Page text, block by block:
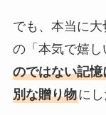
でも、本当に
の「本気で嬉し
のではない記
別な贈り物にし